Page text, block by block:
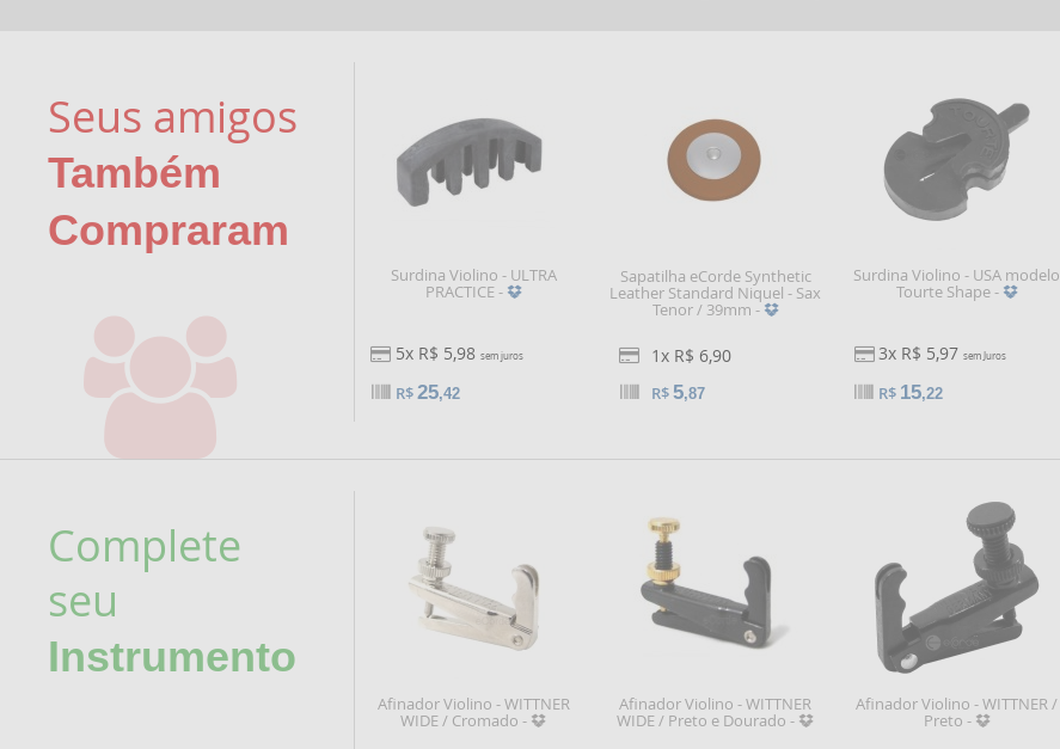
Seus amigos
Também
Compraram
Surdina Violino - ULTRA
PRACTICE -
5x R$ 5,98 sem juros
R$25,42
Sapatilha eCorde Synthetic
Leather Standard Niquel - Sax
Tenor / 39mm -
1x R$ 6,90
R$5,87
Surdina Violino - USA modelo
Tourte Shape -
3x R$ 5,97sem Juros
R$ 15,22
Complete
seu
Instrumento
Afinador Violino - WITTNER
WIDE / Cromado -
Afinador Violino - WITTNER
WIDE / Preto e Dourado -
Afinador Violino - WITTNER /
Preto -